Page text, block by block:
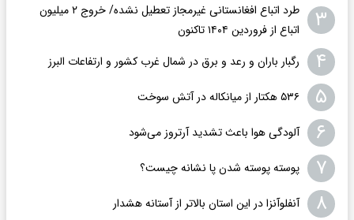
۳
طرد اتباع افغانستانی غیرمجاز تعطیل نشده/ خروج ۲ میلیون
اتباع از فروردین ۱۴۰۴ تاکنون
۴ رگبار باران و رعد و برق در شمال غرب کشور و ارتفاعات البرز
۵ ۵۳۶ هکتار از میانکاله در آتش سوخت
۶ آلودگی هوا باعث تشدید آرتروز می‌شود
۷ پوسته پوسته شدن پا نشانه چیست؟
۸ آنفلوآنزا در این استان بالاتر از آستانه هشدار